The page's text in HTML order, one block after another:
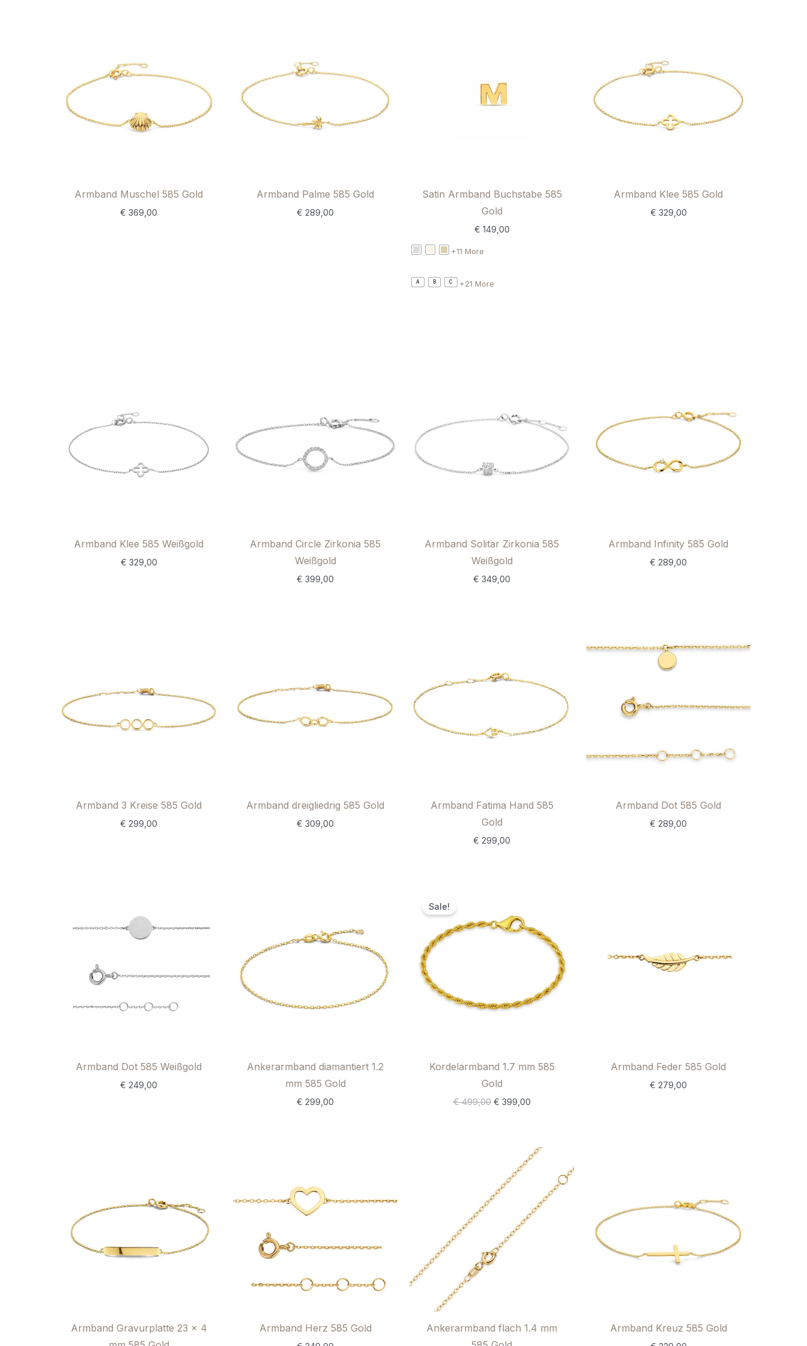
Armband Muschel 585 Gold
€ 369,00
Armband Palme 585 Gold
€ 289,00
Satin Armband Buchstabe 585
Gold
€ 149,00
+11 More
A B C +21 More
Armband Klee 585 Gold
€ 329,00
Armband Klee 585 Weißgold
€ 329,00
Armband Circle Zirkonia 585
Weißgold
€ 399,00
Armband Solitär Zirkonia 585
Weißgold
€ 349,00
Armband Infinity 585 Gold
€ 289,00
Armband 3 Kreise 585 Gold
€ 299,00
Armband dreigliedrig 585 Gold
€ 309,00
Armband Fatima Hand 585
Gold
€ 299,00
Armband Dot 585 Gold
€ 289,00
Armband Dot 585 Weißgold
€ 249,00
Ankerarmband diamantiert 1.2
mm 585 Gold
€ 299,00
Sale!
Kordelarmband 1.7 mm 585
Gold
€499,00
€ 499,00
€ 399,00
Armband Feder 585 Gold
€ 279,00
Armband Gravurplatte 23 x 4
Armband Herz 585 Gold
Ankerarmband flach 1.4 mm
Armband Kreuz 585 Gold